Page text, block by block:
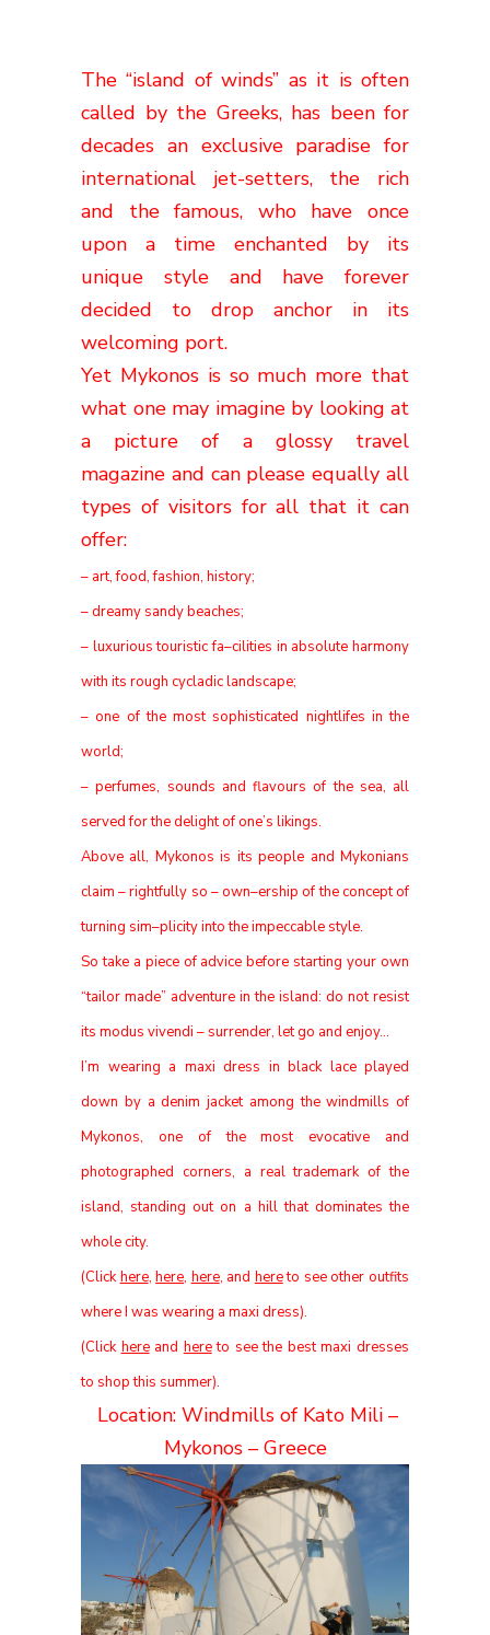
The “island of winds” as it is often
called by the Greeks, has been for
decades an exclusive paradise for
international jet-setters, the rich
and the famous, who have once
upon a time enchanted by its
unique style and have forever
decided to drop anchor in its
welcoming port.
Yet Mykonos is so much more that
what one may imagine by looking at
a picture of a glossy travel
magazine and can please equally all
types of visitors for all that it can
offer:
– art, food, fashion, history;
– dreamy sandy beaches;
– luxurious touristic fa–cilities in absolute harmony
with its rough cycladic landscape;
– one of the most sophisticated nightlifes in the
world;
– perfumes, sounds and flavoursof the sea, all
served for the delight ofone’s likings.
Above all, Mykonos is its people and Mykonians
claim – rightfully so – own–ership of the concept of
turning sim–plicity into the impeccable style.
Sotake a piece of advice before startingyour own
“tailor made” adventure inthe island: do not resist
its modus vivendi – surrender, let go and enjoy…
I’m wearing a maxi dress in black lace played
down by a denim jacket among the windmills of
Mykonos, one of the most evocative and
photographed corners, a real trademark of the
island, standing out on a hill that dominates the
wholecity.
(Clickhere,here, here, and hereto see other outfits
where I was wearing a maxi dress).
(Click hereand hereto see the best maxi dresses
to shop this summer).
Location: Windmills of Kato Mili –
Mykonos – Greece